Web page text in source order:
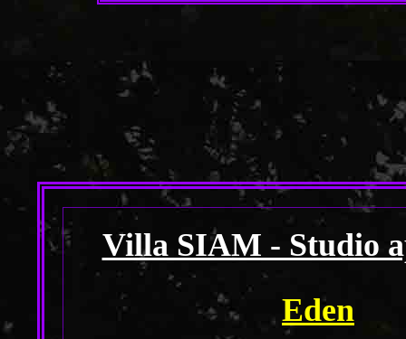
Villa SIAM - Studio
Eden